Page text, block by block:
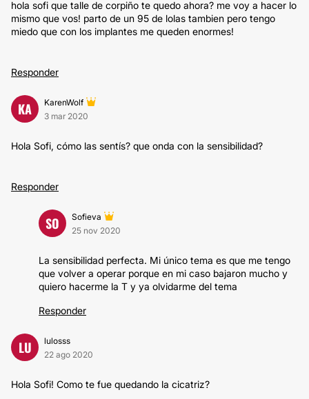
hola sofi que talle de corpiño te quedo ahora? me voy a hacer lo
mismo que vos! parto de un 95 de lolas tambien pero tengo
miedo que con los implantes me queden enormes!
Responder
KA
KarenWolf
3 mar 2020
Hola Sofi, cómo las sentís? que onda con la sensibilidad?
Responder
SO
Sofieva
25 nov 2020
La sensibilidad perfecta. Mi único tema es que me tengo
que volver a operar porque en mi caso bajaron mucho y
quiero hacerme la T y ya olvidarme del tema
Responder
LU
lulosss
22 ago 2020
Hola Sofi! Como te fue quedando la cicatriz?